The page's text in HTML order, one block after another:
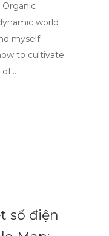
world
myself
to cultivate
of…
số điện